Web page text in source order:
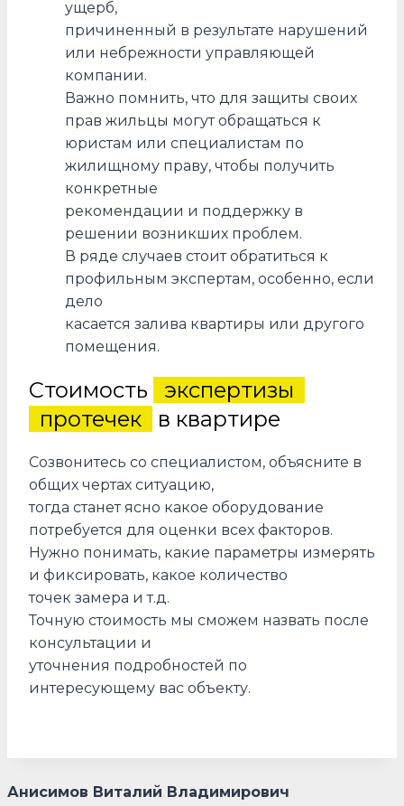
ущерб,
причиненный в результате нарушений
или небрежности управляющей
компании.
Важно помнить, что для защиты своих
прав жильцы могут обращаться к
юристам или специалистам по
жилищному праву, чтобы получить
конкретные
рекомендации и поддержку в
решении возникших проблем.
В ряде случаев стоит обратиться к
профильным экспертам, особенно, если
дело
касается залива квартиры или другого
помещения.
Стоимость
экспертизы
протечек
в квартире
Созвонитесь со специалистом, объясните в
общих чертах ситуацию,
тогда станет ясно какое оборудование
потребуется для оценки всех факторов.
Нужно понимать, какие параметры измерять
и фиксировать, какое количество
точек замера и т.д.
Точную стоимость мы сможем назвать после
консультации и
уточнения подробностей по
интересующему вас объекту.
Анисимов Виталий Владимирович